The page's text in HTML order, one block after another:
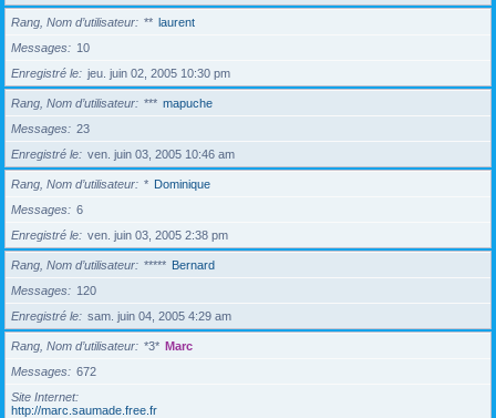
Rang, Nom d’utilisateur ** laurent
Messages
10
Enregistré le
jeu. juin 02, 2005 10:30 pm
Rang, Nom d’utilisateur *** mapuche
Messages
23
Enregistré le
ven. juin 03, 2005 10:46 am
Rang, Nom d’utilisateur * Dominique
Messages
6
Enregistré le
ven. juin 03, 2005 2:38 pm
Rang, Nom d’utilisateur ***** Bernard
Messages
120
Enregistré le
sam. juin 04, 2005 4:29 am
Rang, Nom d’utilisateur *3* Marc
Messages
672
Site Internet
http://marc.saumade.free.fr